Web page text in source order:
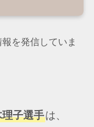
を発信していま
子選手は、